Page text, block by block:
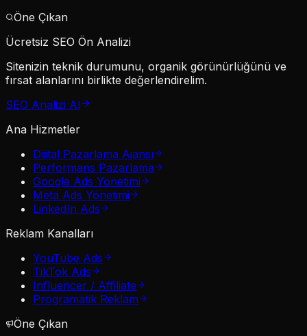
Öne Çıkan
Ücretsiz SEO Ön Analizi
Sitenizin teknik durumunu, organik görünürlüğünü ve
fırsat alanlarını birlikte değerlendirelim.
SEO Analizi Al
Ana Hizmetler
Dijital Pazarlama Ajansı
Performans Pazarlama
Google Ads Yönetimi
Meta Ads Yönetimi
LinkedIn Ads
Reklam Kanalları
YouTube Ads
TikTok Ads
Influencer / Affiliate
Programatik Reklam
Öne Çıkan